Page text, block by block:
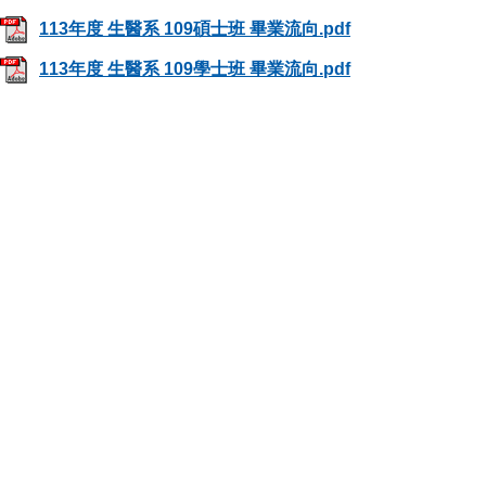
113年度 生醫系 109碩士班 畢業流向.pdf
113年度 生醫系 109學士班 畢業流向.pdf